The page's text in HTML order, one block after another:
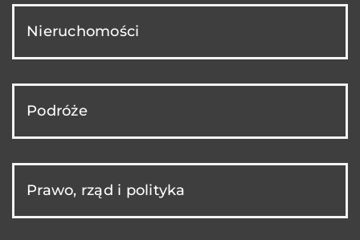
Nieruchomości
Podróże
Prawo, rząd i polityka